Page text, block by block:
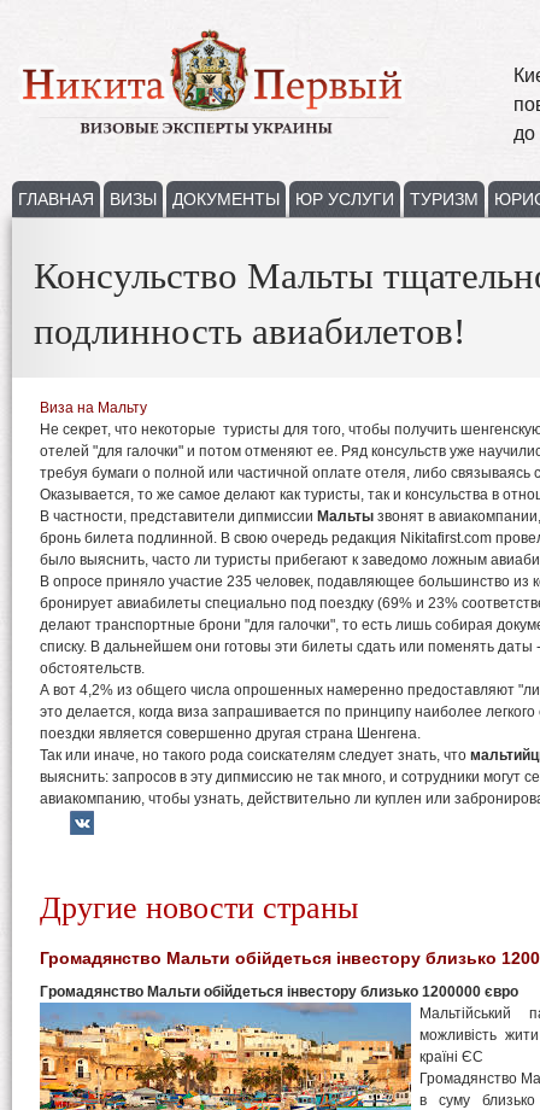
до
ГЛАВНАЯ ВИЗЫ ДОКУМЕНТЫ ЮР УСЛУГИ ТУРИЗМ
Консульство Мальты
подлинность авиабилетов!
Виза на Мальту
Не секрет, что некоторые туристы для того, чтобы получить
отелей "для галочки" и потом отменяют ее. Ряд консульств уже
требуя бумаги о полной или частичной оплате отеля, либо
Оказывается, то же самое делают как туристы, так и консульства в
В частности, представители дипмиссии Мальты звонят в
бронь билета подлинной. В свою очередь редакция Nikitafirst.com
было выяснить, часто ли туристы прибегают к заведомо ложным
В опросе приняло участие 235 человек, подавляющее большинство из
бронирует авиабилеты специально под поездку (69% и 23%
делают транспортные брони "для галочки", то есть лишь собирая
списку. В дальнейшем они готовы эти билеты сдать или поменять даты
обстоятельств.
А вот 4,2% из общего числа опрошенных намеренно предоставляют
это делается, когда виза запрашивается по принципу наиболее
поездки является совершенно другая страна Шенгена.
Так или иначе, но такого рода соискателям следует знать, что
выяснить: запросов в эту дипмиссию не так много, и сотрудники могут
авиакомпанию, чтобы узнать, действительно ли куплен или
Другие новости страны
Громадянство Мальти обійдеться інвестору близько
Громадянство Мальти обійдеться інвестору близько 1200000 євро
Мальтійський
можливість
країні ЄС
Громадянство
в суму